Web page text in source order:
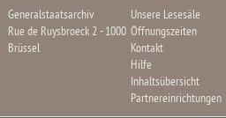
Generalstaatsarchiv
Rue de Ruysbroeck 2 - 1000
Brüssel
Unsere Lesesäle
Öffnungszeiten
Kontakt
Hilfe
Inhaltsübersicht
Partnereinrichtungen